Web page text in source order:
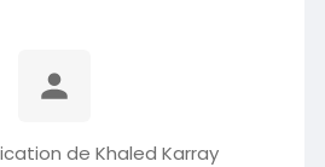
de Khaled Karray